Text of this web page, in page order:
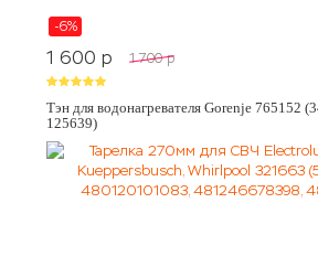
-6%
1 600 p 1 700 p
Тэн для водонагревателя Gorenje 765152
125639)